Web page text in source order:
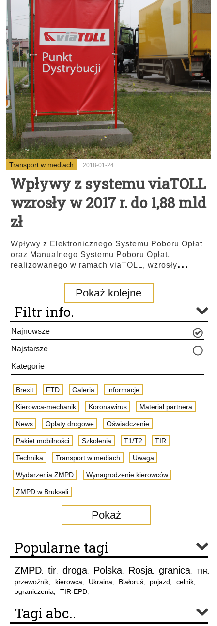
Transport w mediach 2018-01-24
Wpływy z systemu viaTOLL
wzrosły w 2017 r. do 1,88 mld
zł
Wpływy z Elektronicznego Systemu Poboru Opłat
oraz Manualnego Systemu Poboru Opłat,
realizowanego w ramach viaTOLL, wzrosły...
Pokaż kolejne
Filtr info.
Najnowsze
Najstarsze
Kategorie
Brexit FTD Galeria Informacje
Kierowca-mechanik Koronawirus Materiał partnera
News Opłaty drogowe Oświadczenie
Pakiet mobilności Szkolenia T1/T2 TIR
Technika Transport w mediach Uwaga
Wydarzenia ZMPD Wynagrodzenie kierowców
ZMPD w Brukseli
Pokaż
Popularne tagi
ZMPD, tir, droga, Polska, Rosja, granica, TIR,
przewoźnik, kierowca, Ukraina, Białoruś, pojazd, celnik,
ograniczenia, TIR-EPD,
Tagi abc..